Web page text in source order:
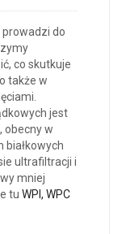
prowadzi do
co skutkuje
także w
jest
obecny w
białkowych
ultrafiltracji i
mniej
tu WPI, WPC